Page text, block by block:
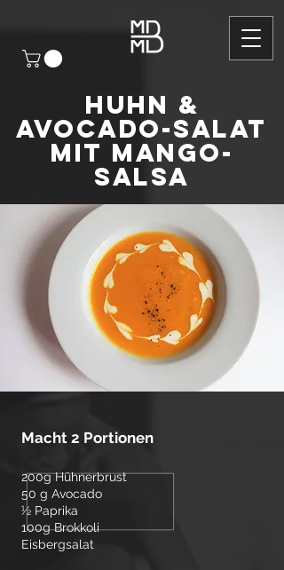
Huhn &
Avocado-Salat
mit Mango-
Salsa
Macht 2 Portionen
200g Hühnerbrust
50 g Avocado
½ Paprika
100g Brokkoli
Eisbergsalat